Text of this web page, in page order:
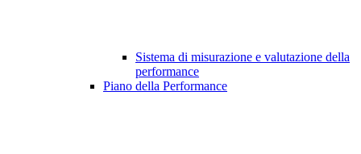
Sistema di misurazione e valutazione della
performance
Piano della Performance